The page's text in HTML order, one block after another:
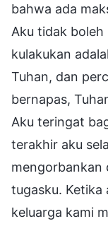
bahwa ada
Aku tidak boleh
kulakukan
Tuhan, dan
bernapas,
Aku teringat
terakhir aku
mengorbankan
tugasku. Ketika
keluarga kami